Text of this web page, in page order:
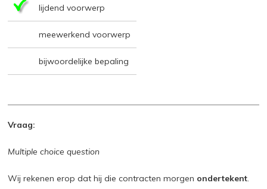
lijdend voorwerp
meewerkend voorwerp
bijwoordelijke bepaling
Vraag:
Multiple choice question
Wij rekenen erop dat hij die contracten morgen ondertekent.